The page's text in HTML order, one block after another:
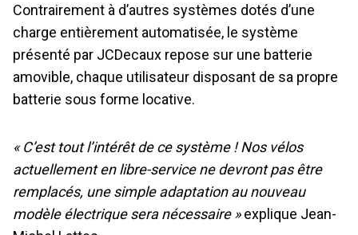
Contrairement à d’autres systèmes dotés d’une
charge entièrement automatisée, le système
présenté par JCDecaux repose sur une batterie
amovible, chaque utilisateur disposant de sa propre
batterie sous forme locative.
« C’est tout l’intérêt de ce système ! Nos vélos
actuellement en libre-service ne devront pas être
remplacés, une simple adaptation au nouveau
modèle électrique sera nécessaire »explique Jean-